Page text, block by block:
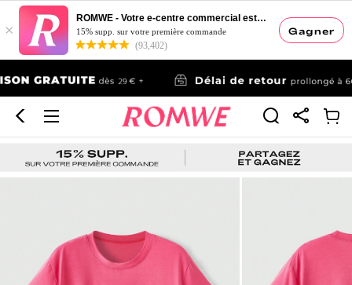
Gagner
×
ROMWE - Votre e-centre commercial esthétique
15% supp. sur votre première commande
(93,402)